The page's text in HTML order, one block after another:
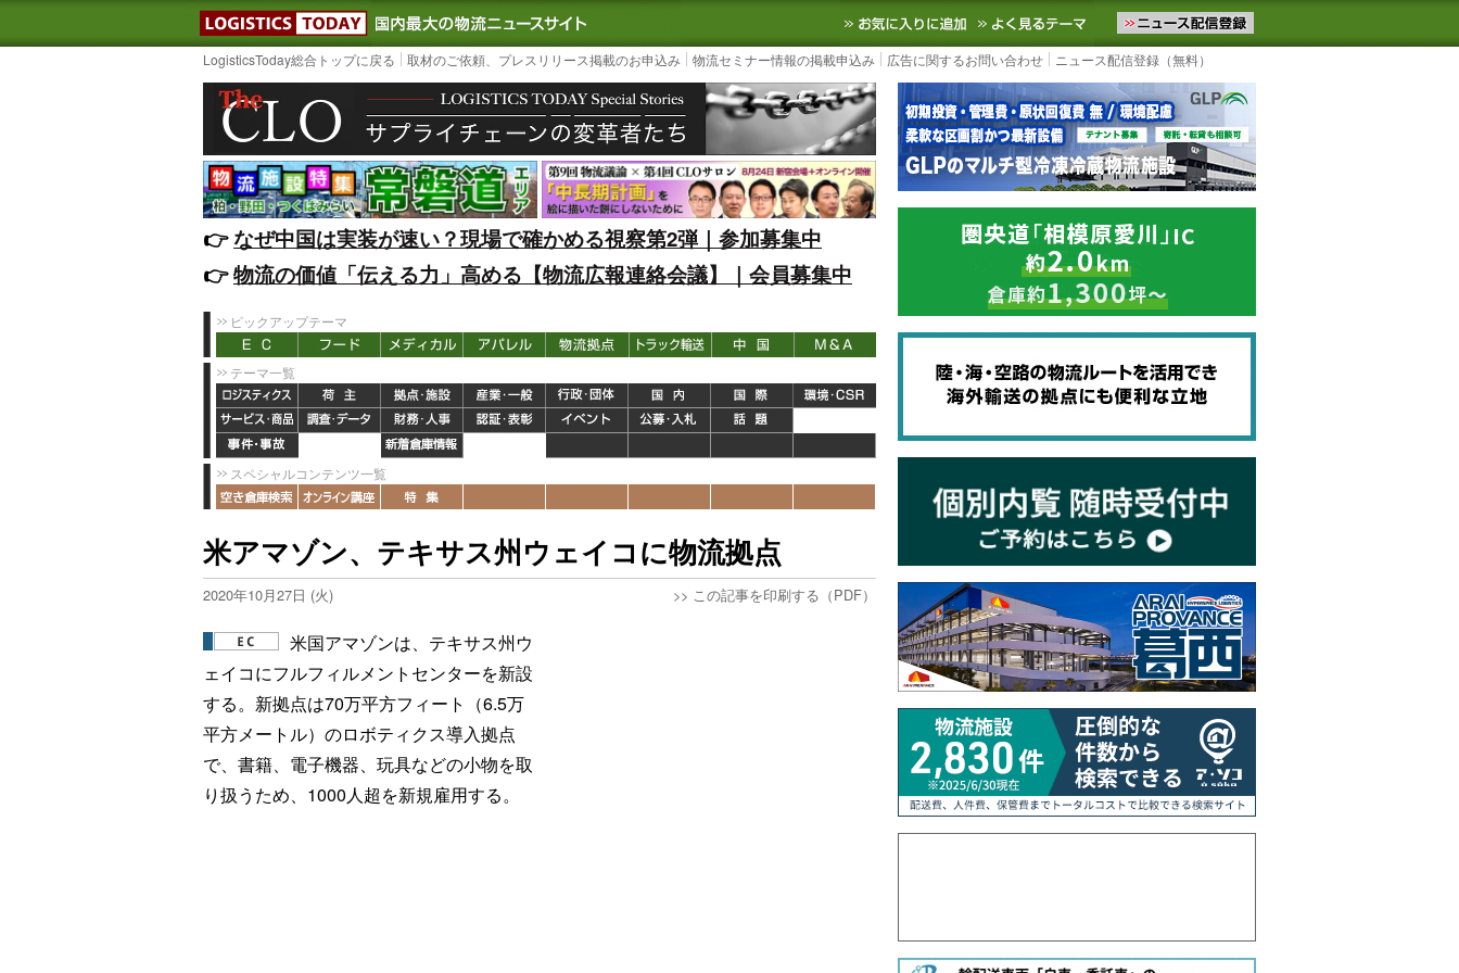
LOGISTICS TODAY｜国内最大の物流ニュースサイト3PL, SCMなど国内外の最新の物流ニュースをお届けします。物流ニュースメール配信を登録す
お気に入りに追加 よく見るテーマ
LogisticsToday総合トップに戻る 取材のご依頼、プレスリリース掲載のお申込み 物流セミナー情報の掲載申込み 広告に関するお問い合わせ ニュース配信登録（無料）
👉️なぜ中国は実装が速い？現場で確かめる視察第2弾｜参加募集中
👉️物流の価値「伝える力」高める【物流広報連絡会議】｜会員募集中
ピックアップテーマ
テーマ一覧
スペシャルコンテンツ一覧
米アマゾン、テキサス州ウェイコに物流拠点
2020年10月27日 (火) >> この記事を印刷する（PDF）
米国アマゾンは、テキサス州ウ
ェイコにフルフィルメントセンターを新設
する。新拠点は70万平方フィート（6.5万
平方メートル）のロボティクス導入拠点
で、書籍、電子機器、玩具などの小物を取
り扱うため、1000人超を新規雇用する。